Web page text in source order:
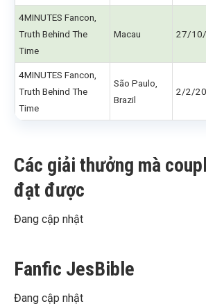
4MINUTES Fancon,
Truth Behind The
Time
Macau 27/
4MINUTES Fancon,
Truth Behind The
Time
São Paulo,
Brazil
2/2/
Các giải thưởng mà
đạt được
Đang cập nhật
Fanfic JesBible
Đang cập nhật